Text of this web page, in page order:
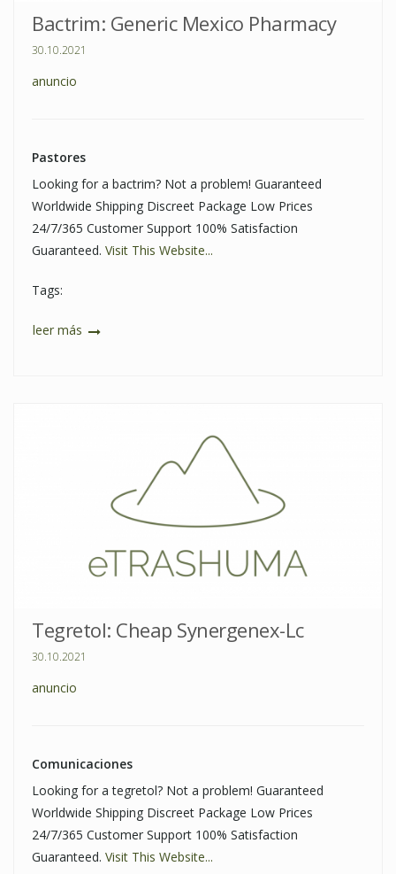
Bactrim: Generic Mexico Pharmacy
30.10.2021
anuncio
Pastores
Looking for a bactrim? Not a problem! Guaranteed
Worldwide Shipping Discreet Package Low Prices
24/7/365 Customer Support 100% Satisfaction
Guaranteed. Visit This Website...
Tags:
leer más
Tegretol: Cheap Synergenex-Lc
30.10.2021
anuncio
Comunicaciones
Looking for a tegretol? Not a problem! Guaranteed
Worldwide Shipping Discreet Package Low Prices
24/7/365 Customer Support 100% Satisfaction
Guaranteed. Visit This Website...